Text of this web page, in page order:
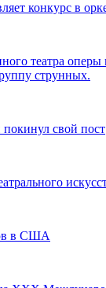
конкурс в
театра
струнных.
свой пост
в США